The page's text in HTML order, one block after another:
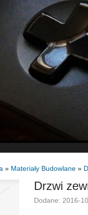
» Materiały Budowlane »
Drzwi
Dodane: 2016-